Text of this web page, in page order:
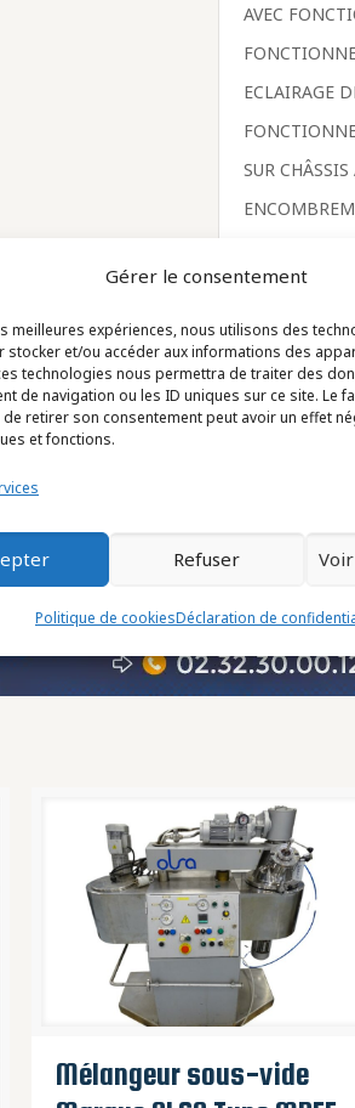
Gérer le consentement
meilleures expériences, nous utilisons des
stocker et/ou accéder aux informations des
technologies nous permettra de traiter des
de navigation ou les ID uniques sur ce site. Le
retirer son consentement peut avoir un effet
et fonctions.
Refuser
Politique de cookiesDéclaration de
AVEC
ECLAIRAGE
SUR
Mélangeur sous-vide